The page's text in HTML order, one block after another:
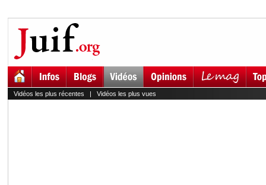
Vidéos les plus récentes | Vidéos les plus vues